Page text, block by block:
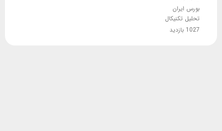
بورس ایران
تحلیل تکنیکال
1027 بازدید